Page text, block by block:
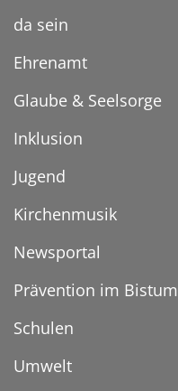
da sein
Ehrenamt
Glaube & Seelsorge
Inklusion
Jugend
Kirchenmusik
Newsportal
Prävention im Bistum
Schulen
Umwelt